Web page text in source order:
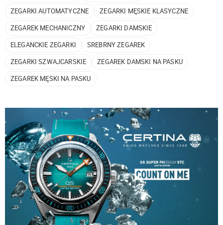
ZEGARKI AUTOMATYCZNE
ZEGARKI MĘSKIE KLASYCZNE
ZEGAREK MECHANICZNY
ZEGARKI DAMSKIE
ELEGANCKIE ZEGARKI
SREBRNY ZEGAREK
ZEGARKI SZWAJCARSKIE
ZEGAREK DAMSKI NA PASKU
ZEGAREK MĘSKI NA PASKU